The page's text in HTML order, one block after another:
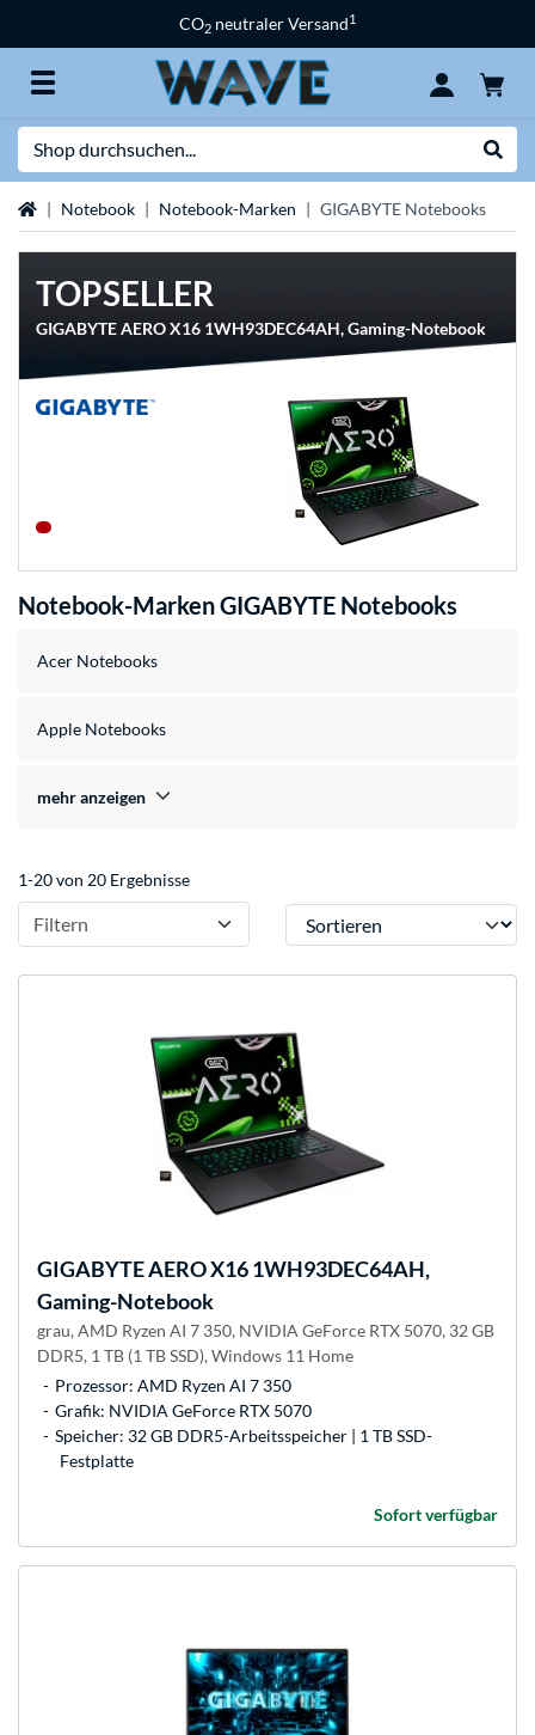
CO2 neutraler Versand1
StartseiteNotebook Notebook-Marken GIGABYTE Notebooks
TOPSELLER
GIGABYTE AERO X16 1WH93DEC64AH, Gaming-Notebook
Notebook-Marken GIGABYTE Notebooks
Acer Notebooks
Apple Notebooks
mehr anzeigen
1-20 von 20 Ergebnisse
Filtern Sortieren
GIGABYTEAERO X16 1WH93DEC64AH,
Gaming-Notebook
grau, AMD Ryzen AI 7 350, NVIDIA GeForce RTX 5070, 32 GB
DDR5, 1 TB (1 TB SSD), Windows 11 Home
Prozessor: AMD Ryzen AI 7 350
Grafik: NVIDIA GeForce RTX 5070
Speicher: 32 GB DDR5-Arbeitsspeicher | 1 TB SSD-
Festplatte
Sofort verfügbar